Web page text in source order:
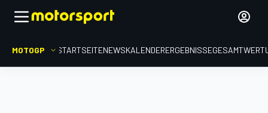
MOTOGP STARTSEITENEWSKALENDERERGEBNISSE